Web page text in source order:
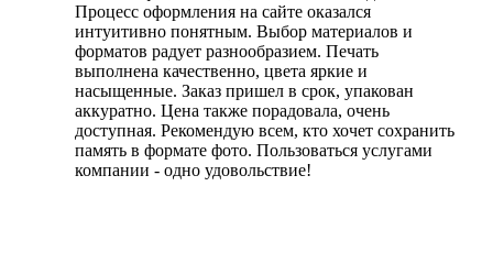
Процесс оформления на сайте оказался
интуитивно понятным. Выбор материалов и
форматов радует разнообразием. Печать
выполнена качественно, цвета яркие и
насыщенные. Заказ пришел в срок, упакован
аккуратно. Цена также порадовала, очень
доступная. Рекомендую всем, кто хочет сохранить
память в формате фото. Пользоваться услугами
компании - одно удовольствие!